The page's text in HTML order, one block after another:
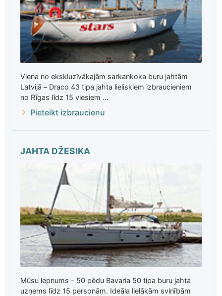
Viena no ekskluzīvākajām sarkankoka buru jahtām
Latvijā – Draco 43 tipa jahta lieliskiem izbraucieniem
no Rīgas līdz 15 viesiem ...
Pieteikt izbraucienu
JAHTA DŽESIKA
Mūsu lepnums - 50 pēdu Bavaria 50 tipa buru jahta
uzņems līdz 15 personām. Ideāla lielākām svinībām